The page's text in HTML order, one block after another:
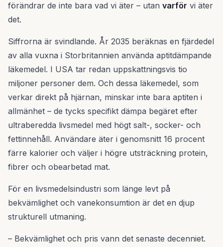
förändrar de inte bara vad vi äter – utan varför vi äter
det.
Siffrorna är svindlande. År 2035 beräknas en fjärdedel
av alla vuxna i Storbritannien använda aptitdämpande
läkemedel. I USA tar redan uppskattningsvis tio
miljoner personer dem. Och dessa läkemedel, som
verkar direkt på hjärnan, minskar inte bara aptiten i
allmänhet – de tycks specifikt dämpa begäret efter
ultraberedda livsmedel med högt salt-, socker- och
fettinnehåll. Användare äter i genomsnitt 16 procent
färre kalorier och väljer i högre utsträckning protein,
fibrer och obearbetad mat.
För en livsmedelsindustri som länge levt på
bekvämlighet och vanekonsumtion är det en djup
strukturell utmaning.
– Bekvämlighet och pris vann det senaste decenniet.